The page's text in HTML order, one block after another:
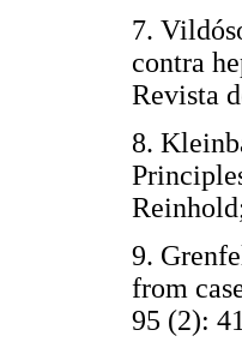
7.
contra
Revista
8.
9.
from
95 (2):